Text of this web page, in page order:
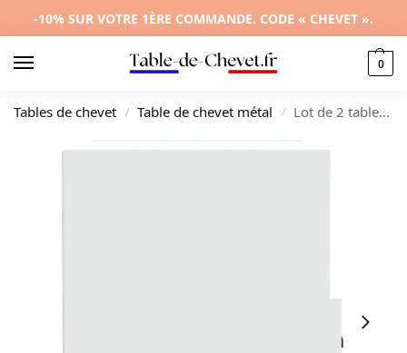
-10% SUR VOTRE 1ÈRE COMMANDE. CODE « CHEVET ».
0
Tables de chevet / Table de chevet métal / Lot de 2 tables de nuit bois design moderne étagère, 40x35x47.5cm